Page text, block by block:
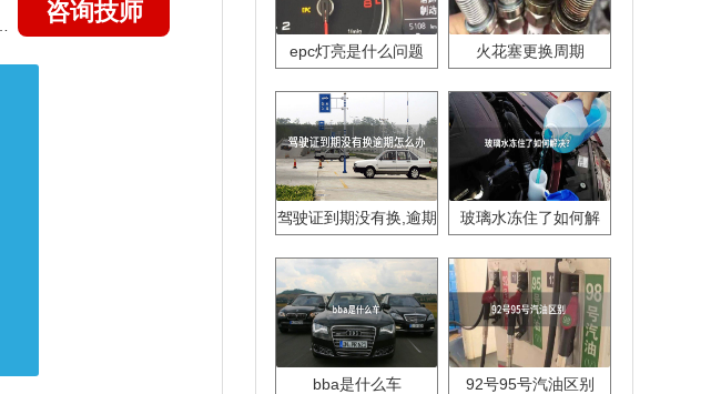
咨询技师
epc灯亮是什么问题 火花塞更换周期
驾驶证到期没有换,逾期
玻璃水冻住了如何解
bba是什么车 92号95号汽油区别